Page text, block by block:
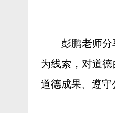
彭鹏老师
为线索，对道
道德成果、遵守